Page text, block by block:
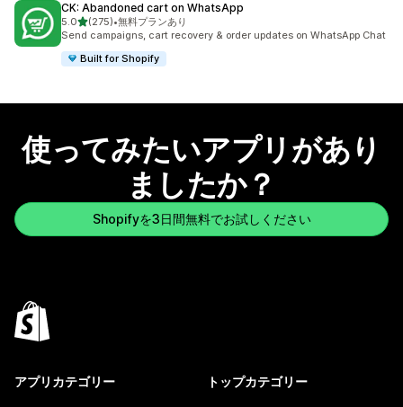
CK: Abandoned cart on WhatsApp
5.05つ星中
(275)
合計レビュー数：275件
•無料プランあり
Send campaigns, cart recovery & order updates on WhatsApp Chat
Built for Shopify
使ってみたいアプリがあり
ましたか？
Shopifyを3日間無料でお試しください
アプリカテゴリー トップカテゴリー